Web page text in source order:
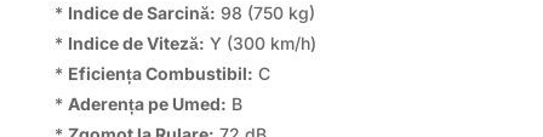
* Indice de Sarcină: 98 (750 kg)
* Indice de Viteză: Y (300 km/h)
* Eficiența Combustibil: C
* Aderența pe Umed: B